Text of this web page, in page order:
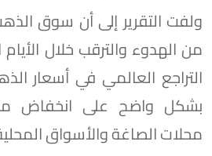
ولفت التقرير إلى أن سوق
من الهدوء والترقب خلال الأيام
التراجع العالمي في أسعار
بشكل واضح على انخفاض
محلات الصاغة والأسواق